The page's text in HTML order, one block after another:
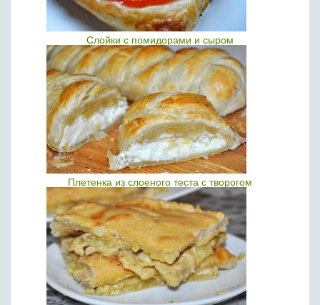
Слойки c помидорами и сыром
Плетенка из слоеного теста с творогом